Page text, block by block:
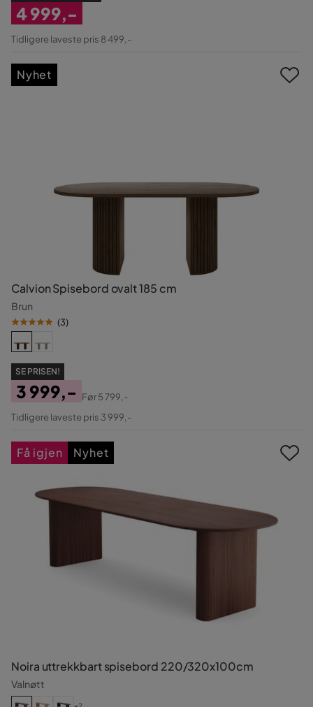
Nedsatt
4 999,-
Tidligere laveste pris 8 499,-
Calvion Spisebord ovalt 185 cm
Brun
(3)
SE PRISEN!
Pris
3 999,-
Original
Før5 799,-
Tidligere laveste pris 3 999,-
Nyhet
Noira uttrekkbart spisebord 220/320x100cm
Valnøtt
Få igjen Nyhet